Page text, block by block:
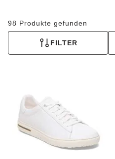
98 Produkte gefunden
FILTER
Farben
werden
die
Produktbilder
aktualisiert.